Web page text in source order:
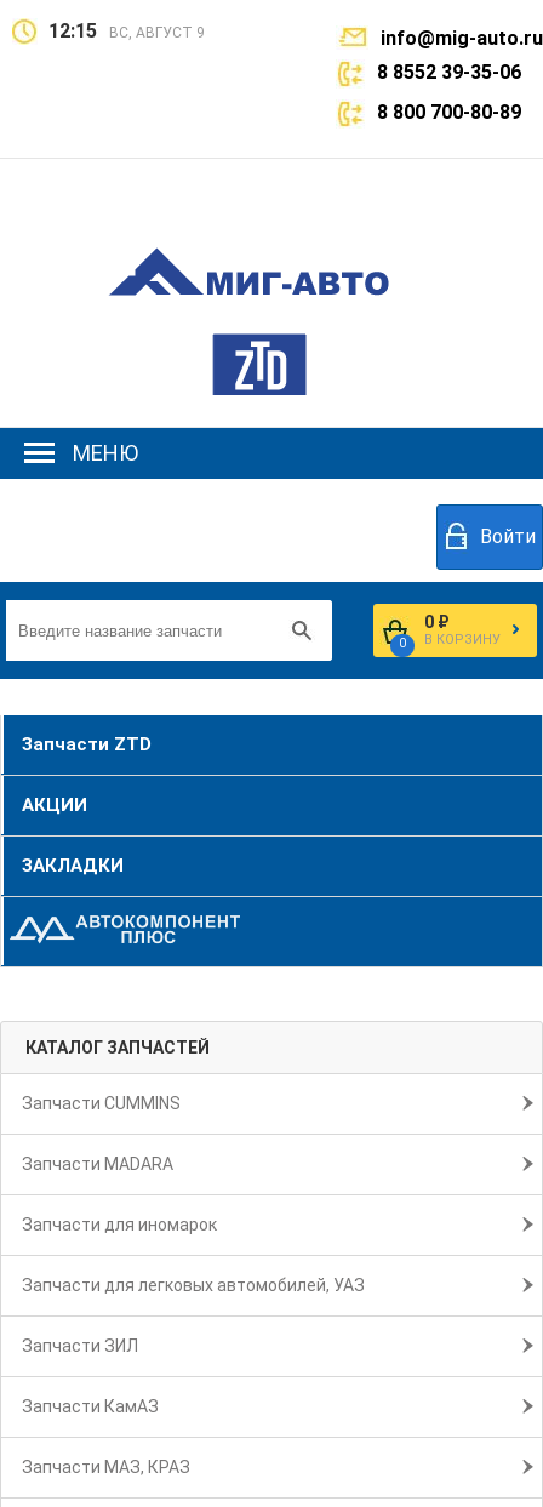
12:15 ВС, АВГУСТ 9
info@mig-auto.ru
8 8552 39-35-06
8 800 700-80-89
МЕНЮ
Войти
0
0 ₽
В КОРЗИНУ
Запчасти ZTD
АКЦИИ
ЗАКЛАДКИ
КАТАЛОГ ЗАПЧАСТЕЙ
Запчасти CUMMINS
Запчасти MADARA
Запчасти для иномарок
Запчасти для легковых автомобилей, УАЗ
Запчасти ЗИЛ
Запчасти КамАЗ
Запчасти МАЗ, КРАЗ